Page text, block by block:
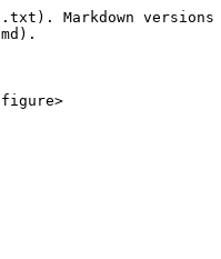
Markdown
figure>